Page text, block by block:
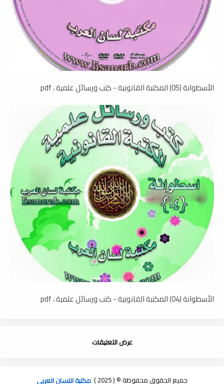
الأسطوانة (05) المكتبة القانونية - كتب ورسائل علمية ، pdf
الأسطوانة (04) المكتبة القانونية - كتب ورسائل علمية ، pdf
عرض التعليقات
جميع الحقوق محفوظة © ( 2025 ) مكتبة اللسان العربى